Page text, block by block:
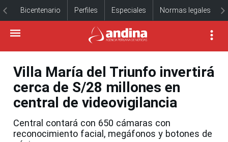
Bicentenario Perfiles Especiales Normas legales
Villa María del Triunfo invertirá
cerca de S/28 millones en
central de videovigilancia
Central contará con 650 cámaras con
reconocimiento facial, megáfonos y botones de